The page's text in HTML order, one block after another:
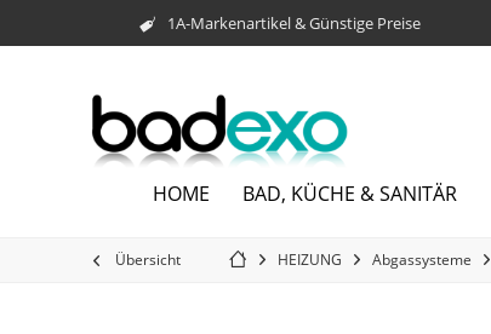
1A-Markenartikel & Günstige Preise
HOME BAD, KÜCHE & SANITÄR
Übersicht HEIZUNG Abgassysteme